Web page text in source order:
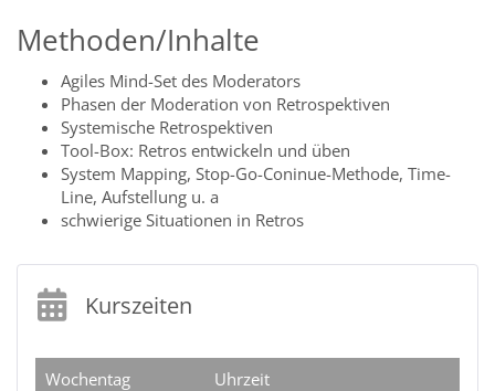
Methoden/Inhalte
Agiles Mind-Set des Moderators
Phasen der Moderation von Retrospektiven
Systemische Retrospektiven
Tool-Box: Retros entwickeln und üben
System Mapping, Stop-Go-Coninue-Methode, Time-
Line, Aufstellung u. a
schwierige Situationen in Retros
Kurszeiten
Wochentag
Uhrzeit